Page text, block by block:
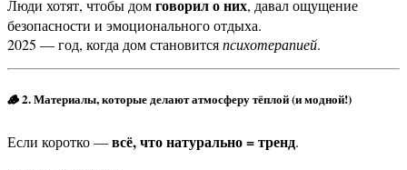
Люди хотят, чтобы домговорил о них, давал ощущение
безопасности и эмоционального отдыха.
2025 — год, когда дом становитсяпсихотерапией.
🪵2. Материалы, которые делают атмосферу тёплой (и модной!)
Если коротко —всё, что натурально = тренд.